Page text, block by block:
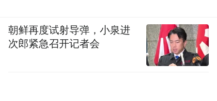
内部还额外提供2.2kW交流电源接口，进一
步拓展户外使用场景。
朝鲜再度试射导弹，小泉进
次郎紧急召开记者会